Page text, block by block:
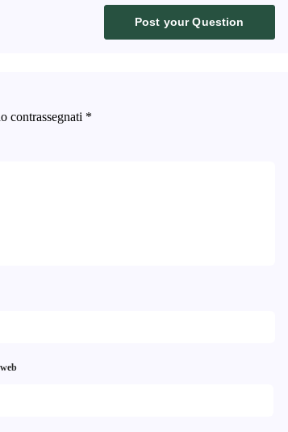
Post your Question
contrassegnati *